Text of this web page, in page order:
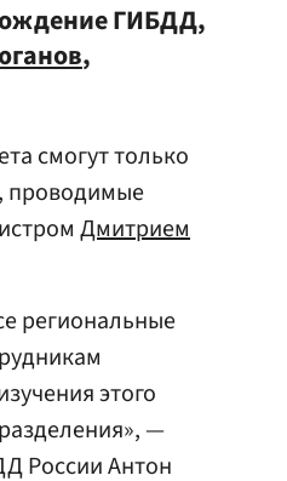
ГИБДД,
,
смогут только
проводимые
Дмитрием
региональные
этого
—
России Антон